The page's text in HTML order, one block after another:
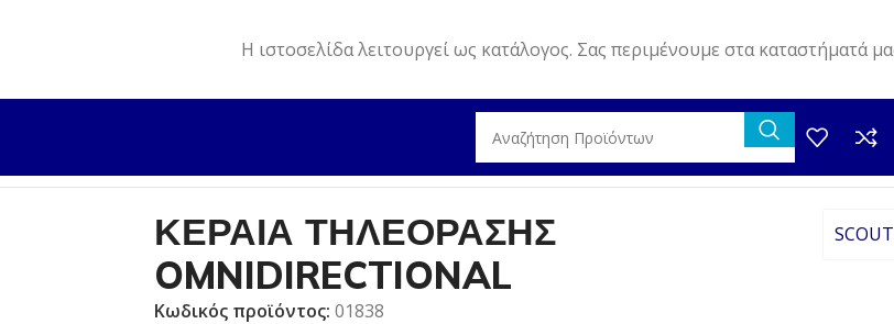
Η ιστοσελίδα λειτουργεί ως κατάλογος. Σας περιμένουμε στα καταστήματά
ΚΕΡΑΙΑ ΤΗΛΕΟΡΑΣΗΣ
OMNIDIRECTIONAL
SCOUT
Κωδικός προϊόντος: 01838